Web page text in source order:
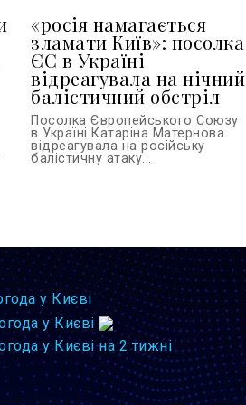
«росія намагається
зламати Київ»: посолка
ЄС в Україні
відреагувала на нічний
балістичний обстріл
Посолка Європейського Союзу
в Україні Катаріна Матернова
відреагувала на російську
балістичну атаку...